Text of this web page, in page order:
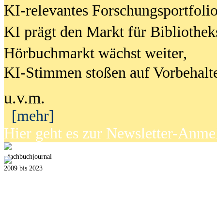
KI-relevantes
KI prägt den Markt für
Hörbuchmarkt wächst weiter,
KI-Stimmen stoßen auf
u.v.m.
[mehr]
Hier geht es zur Newsletter-
fachbuchjournal
2009 bis 2023